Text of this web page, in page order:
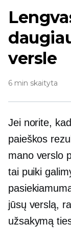
versle
6 min skaityta
Jei norite,
paieškos
mano verslo
tai puiki
jūsų verslą,
užsakymą